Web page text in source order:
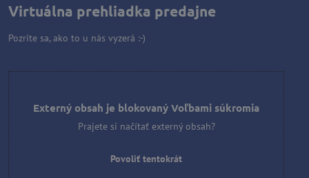
Virtuálna prehliadka predajne
Pozrite sa, ako to u nás vyzerá :-)
Externý obsah je blokovaný Voľbami súkromia
Prajete si načítať externý obsah?
Povoliť tentokrát